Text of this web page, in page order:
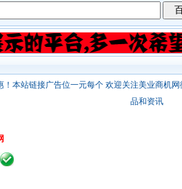
！本站链接广告位一元每个 欢迎关注美业商机
品和资讯